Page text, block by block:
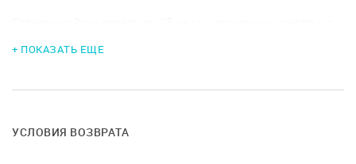
Оборудование для мероприятий: 2 рейла с вешалками на
кондиционер, обогреватели,
+ ПОКАЗАТЬ ЕЩЕ
УСЛОВИЯ ВОЗВРАТА